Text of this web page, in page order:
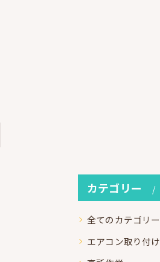
カテゴリー
全てのカテゴリー
エアコン取り付け